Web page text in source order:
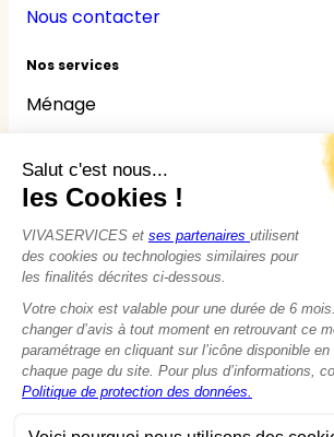
Nous contacter
Nos services
Ménage
Jardinage
Bricolage
Nounou
Seniors
Handicaps
© 2015 - 2026VIVASERVICES
Modifier vos préférences en matière